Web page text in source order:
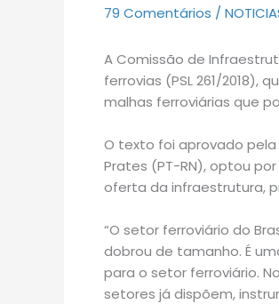
79 Comentários /
A Comissão de
ferrovias (PSL 261/
malhas ferroviárias que
O texto foi aprovado pela
Prates (PT-RN), optou
oferta da infraestrutura,
“O setor ferroviário do
dobrou de tamanho. É
para o setor ferroviário.
setores já dispõem,